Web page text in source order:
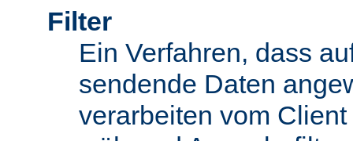
Filter
Ein Verfahren, dass
sendende Daten
verarbeiten vom